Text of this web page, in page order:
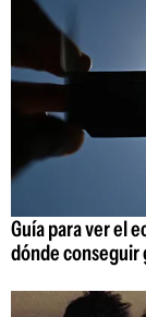
Guía para ver el
dónde conseguir